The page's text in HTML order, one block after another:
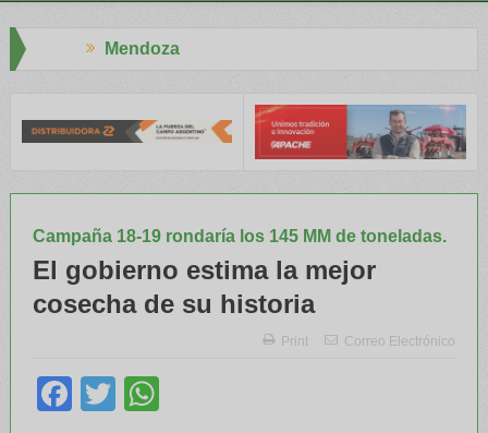
Campaña 18-19 rondaría los 145 MM de toneladas.
El gobierno estima la mejor
cosecha de su historia
Print Correo Electrónico
Facebook
Twitter